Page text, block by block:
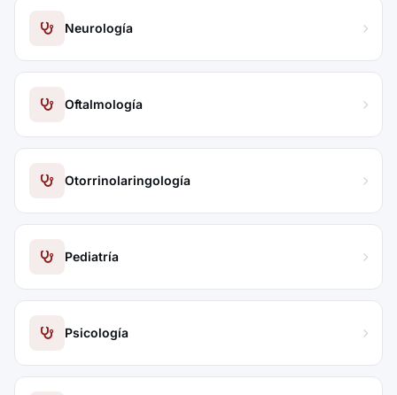
Neurología
Oftalmología
Otorrinolaringología
Pediatría
Psicología